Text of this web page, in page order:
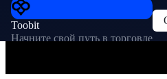
Toobit
Начните свой путь в торговле